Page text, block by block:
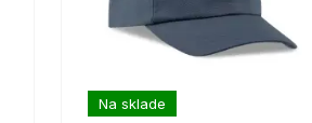
Na sklade